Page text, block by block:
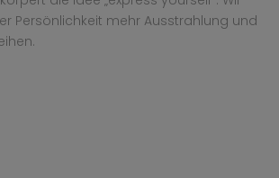
Persönlichkeit mehr Ausstrahlung und